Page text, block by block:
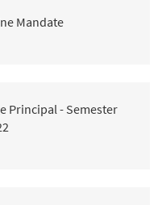
Mandate
Principal - Semester